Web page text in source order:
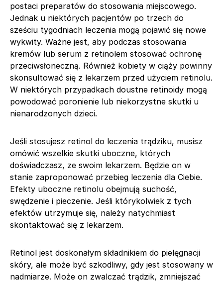
postaci preparatów do stosowania miejscowego.
Jednak u niektórych pacjentów po trzech do
sześciu tygodniach leczenia mogą pojawić się nowe
wykwity. Ważne jest, aby podczas stosowania
kremów lub serum z retinolem stosować ochronę
przeciwsłoneczną. Również kobiety w ciąży powinny
skonsultować się z lekarzem przed użyciem retinolu.
W niektórych przypadkach doustne retinoidy mogą
powodować poronienie lub niekorzystne skutki u
nienarodzonych dzieci.
Jeśli stosujesz retinol do leczenia trądziku, musisz
omówić wszelkie skutki uboczne, których
doświadczasz, ze swoim lekarzem. Będzie on w
stanie zaproponować przebieg leczenia dla Ciebie.
Efekty uboczne retinolu obejmują suchość,
swędzenie i pieczenie. Jeśli którykolwiek z tych
efektów utrzymuje się, należy natychmiast
skontaktować się z lekarzem.
Retinol jest doskonałym składnikiem do pielęgnacji
skóry, ale może być szkodliwy, gdy jest stosowany w
nadmiarze. Może on zwalczać trądzik, zmniejszać